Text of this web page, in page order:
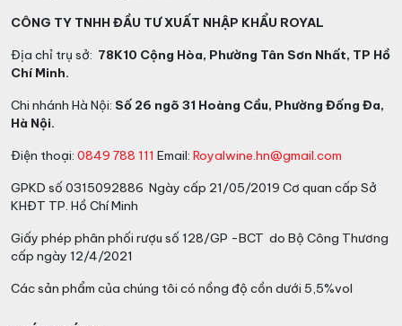
CÔNG TY TNHH ĐẦU TƯ XUẤT NHẬP KHẨU ROYAL
Địa chỉ trụ sở: 78K10 Cộng Hòa, Phường Tân Sơn Nhất, TP Hồ
Chí Minh.
Chi nhánh Hà Nội: Số 26 ngõ 31 Hoàng Cầu, Phường Đống Đa,
Hà Nội.
Điện thoại: 0849 788 111 Email: Royalwine.hn@gmail.com
GPKD số 0315092886 Ngày cấp 21/05/2019 Cơ quan cấp Sở
KHĐT TP. Hồ Chí Minh
Giấy phép phân phối rượu số 128/GP -BCT do Bộ Công Thương
cấp ngày 12/4/2021
Các sản phẩm của chúng tôi có nồng độ cồn dưới 5,5%vol